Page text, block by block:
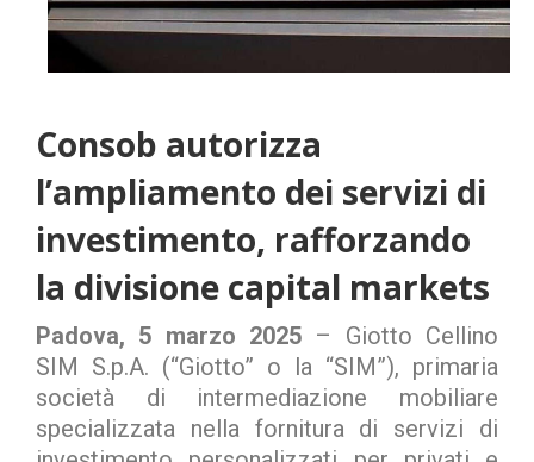
Consob autorizza
l’ampliamento dei servizi di
investimento, rafforzando
la divisione capital markets
Padova, 5 marzo 2025 – Giotto Cellino
SIM S.p.A. (“Giotto” o la “SIM”), primaria
società di intermediazione mobiliare
specializzata nella fornitura di servizi di